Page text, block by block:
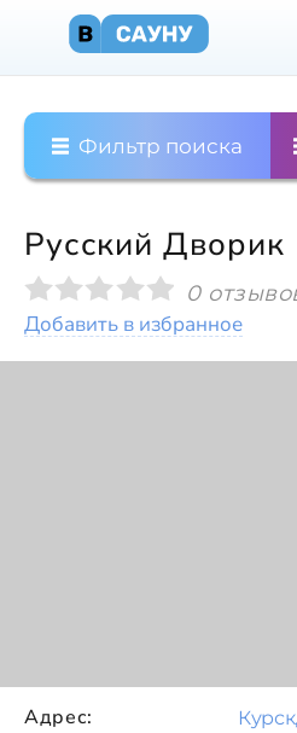
Фильтр поиска
Русский Дворик
0
Добавить в избранное
Адрес: